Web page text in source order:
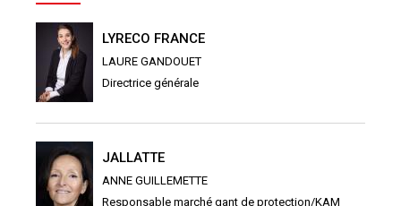
LYRECO FRANCE
LAURE GANDOUET
Directrice générale
JALLATTE
ANNE GUILLEMETTE
Responsable marché gant de protection/KAM